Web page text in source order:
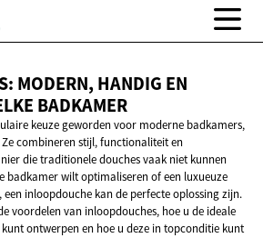
MODERN, HANDIG EN
BADKAMER
keuze geworden voor moderne badkamers,
combineren stijl, functionaliteit en
die traditionele douches vaak niet kunnen
badkamer wilt optimaliseren of een luxueuze
inloopdouche kan de perfecte oplossing zijn.
voordelen van inloopdouches, hoe u de ideale
ontwerpen en hoe u deze in topconditie kunt